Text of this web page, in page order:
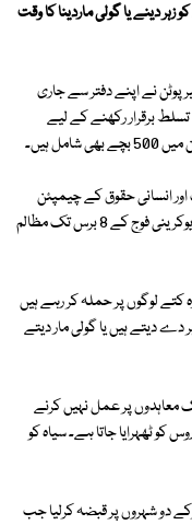
دینے یا گولی ماردینا کا وقت
نے اپنے دفتر سے جاری
تسلط برقرار رکھنے کے لیے
انسانی حقوق کے چیمپئن
بنتے ہیں لیکن دو صوبوں لوہانسک اور ڈونئیسک میں یوکرینی فوج کے 8 برس تک مظالم
لوگوں پر حملہ کر رہے ہیں
دے دیتے ہیں یا گولی مار دیتے
معاہدوں پر عمل نہیں کرنے
کو ٹھہرایا جاتا ہے۔ سیاہ کو
کرکے دو شہروں پر قبضہ کرلیا جب